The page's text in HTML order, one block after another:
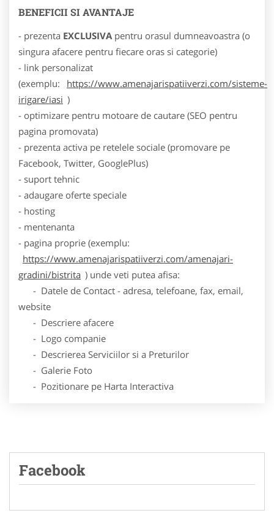
BENEFICII SI AVANTAJE
- prezenta EXCLUSIVA pentru orasul dumneavoastra (o
singura afacere pentru fiecare oras si categorie)
- link personalizat
(exemplu:
https://www.amenajarispatiiverzi.com/sisteme-
irigare/iasi )
- optimizare pentru motoare de cautare (SEO pentru
pagina promovata)
- prezenta activa pe retelele sociale (promovare pe
Facebook, Twitter, GooglePlus)
- suport tehnic
- adaugare oferte speciale
- hosting
- mentenanta
- pagina proprie (exemplu:
https://www.amenajarispatiiverzi.com/amenajari-
gradini/bistrita ) unde veti putea afisa:
- Datele de Contact - adresa, telefoane, fax, email,
website
- Descriere afacere
- Logo companie
- Descrierea Serviciilor si a Preturilor
- Galerie Foto
- Pozitionare pe Harta Interactiva
Facebook